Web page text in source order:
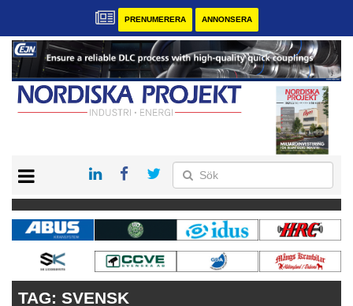
PRENUMERERA ANNONSERA
KONTAKT
VÅRA ANDRA MAGASIN
PRENUMERERA
ANNONSERA
TAG: SVENSK